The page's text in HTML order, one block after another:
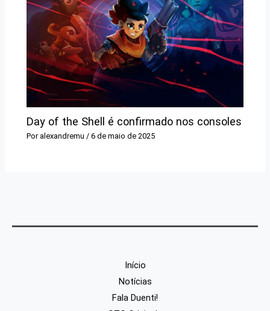
Day of the Shell é confirmado nos consoles
Por alexandremu/6 de maio de 2025
Início
Notícias
Fala Duenti!